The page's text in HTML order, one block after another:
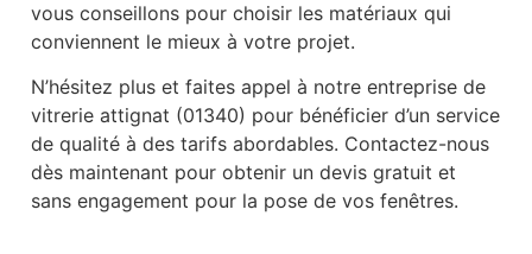
vous conseillons pour choisir les matériaux qui
conviennent le mieux à votre projet.
N’hésitez plus et faites appel à notre entreprise de
vitrerie attignat (01340) pour bénéficier d’un service
de qualité à des tarifs abordables. Contactez-nous
dès maintenant pour obtenir un devis gratuit et
sans engagement pour la pose de vos fenêtres.